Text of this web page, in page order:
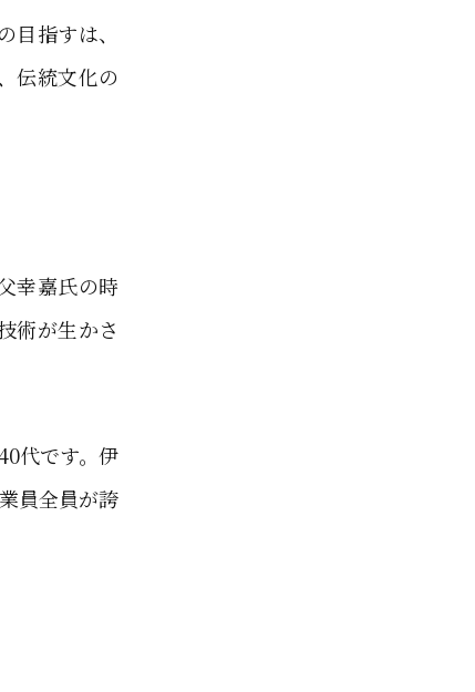
指すは、
伝統文化の
幸嘉氏の時
術が生かさ
代です。伊
員全員が誇